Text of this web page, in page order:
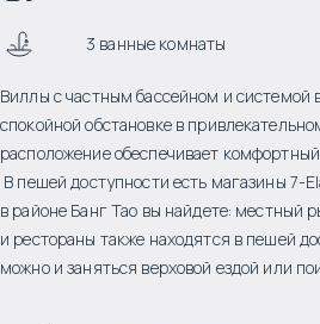
3 ванные комнаты
Виллы с частным бассейном и системой
спокойной обстановке в
расположение обеспечивает
В пешей доступности есть магазины 7-
в районе Банг Тао вы найдете: местный
и рестораны также находятся в пешей
можно и заняться верховой ездой или